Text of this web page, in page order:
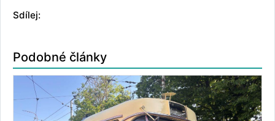
Sdílej:
Podobné články